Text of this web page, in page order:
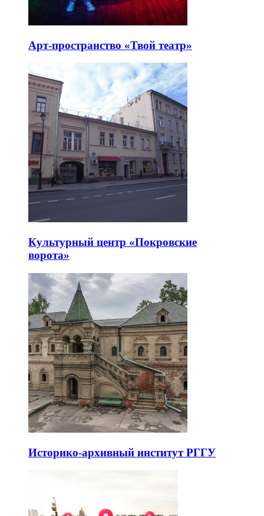
Арт-пространство «Твой театр»
Культурный центр «Покровские
ворота»
Историко-архивный институт РГГУ